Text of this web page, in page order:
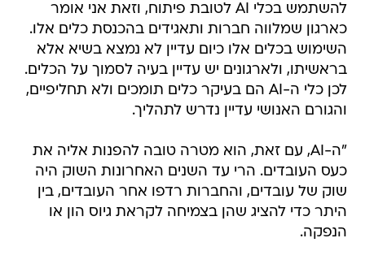
להשתמש בכלי AI לטובת פיתוח, וזאת אני אומר
כארגון שמלווה חברות ותאגידים בהכנסת כלים אלו.
השימוש בכלים אלו כיום עדיין לא נמצא בשיא אלא
בראשיתו, ולארגונים יש עדיין בעיה לסמוך על הכלים.
לכן כלי ה-AI הם בעיקר כלים תומכים ולא תחליפיים,
והגורם האנושי עדיין נדרש לתהליך.
"ה-AI, עם זאת, הוא מטרה טובה להפנות אליה את
כעס העובדים. הרי עד השנים האחרונות השוק היה
שוק של עובדים, והחברות רדפו אחר העובדים, בין
היתר כדי להציג שהן בצמיחה לקראת גיוס הון או
הנפקה.